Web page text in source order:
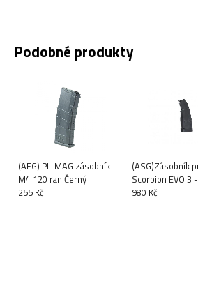
Podobné produkty
(AEG) PL-MAG zásobník
M4 120 ran Černý
255 Kč
(ASG)Zásobník
Scorpion EVO 3
ran - točák
980 Kč